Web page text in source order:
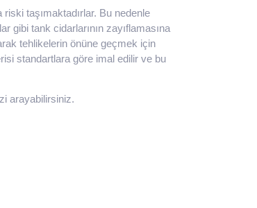
riski taşımaktadırlar. Bu nedenle
gibi tank cidarlarının zayıflamasına
tehlikelerin önüne geçmek için
standartlara göre imal edilir ve bu
arayabilirsiniz.